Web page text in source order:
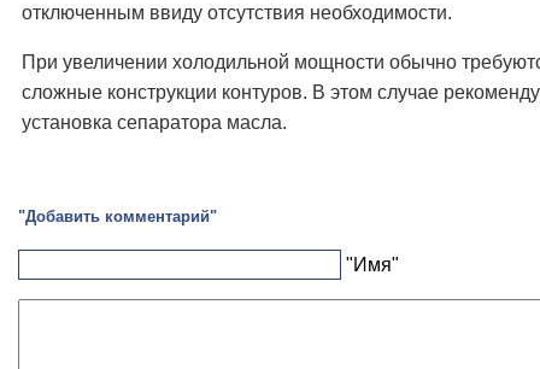
отключенным ввиду отсутствия необходимости.
При увеличении холодильной мощности обычно
сложные конструкции контуров. В этом случае
установка сепаратора масла.
"Добавить комментарий"
"Имя"